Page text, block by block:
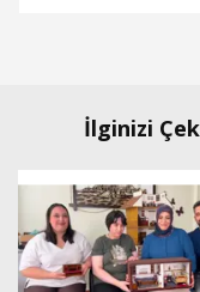
İlginizi